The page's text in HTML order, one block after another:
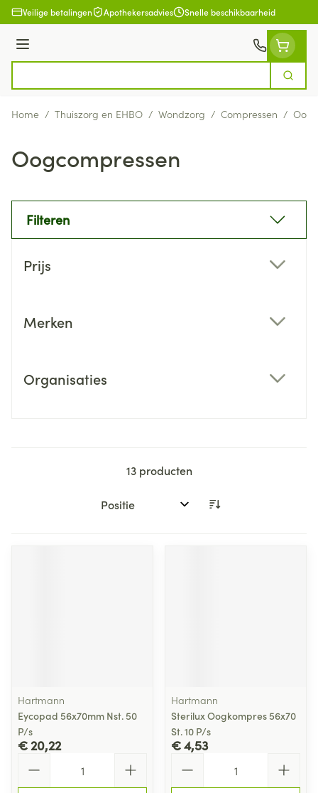
Ga naar de inhoud
Veilige betalingen Apothekersadvies Snelle beschikbaarheid
Menu
Zoek
Home / Thuiszorg en EHBO / Wondzorg / Compressen /
Oogcompressen
Filteren
Prijs
Merken
Organisaties
13producten
Sorteer op:
Hartmann
Eycopad 56x70mm Nst. 50
P/s
€ 20,22
Hartmann
Sterilux Oogkompres 56x70
St. 10 P/s
€ 4,53